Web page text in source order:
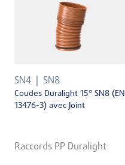
SN4 SN8
Coudes Duralight 15° SN8 (EN
13476-3) avec Joint
Raccords PP Duralight